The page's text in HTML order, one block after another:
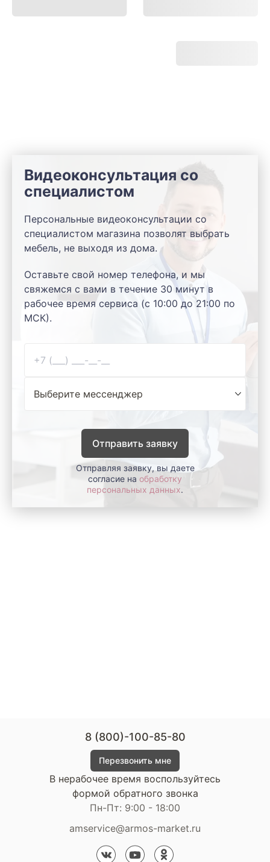
Видеоконсультация со
специалистом
Персональные видеоконсультации со
специалистом магазина позволят выбрать
мебель, не выходя из дома.
Оставьте свой номер телефона, и мы
свяжемся с вами в течение 30 минут в
рабочее время сервиса (с 10:00 до 21:00 по
МСК).
Отправить заявку
Отправляя заявку, вы даете
согласие на обработку
персональных данных.
8 (800)-100-85-80
Перезвонить мне
В нерабочее время воспользуйтесь
формой обратного звонка
Пн-Пт: 9:00 - 18:00
amservice@armos-market.ru